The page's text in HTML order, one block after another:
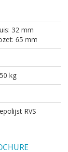
32 mm
65 mm
kg
RVS